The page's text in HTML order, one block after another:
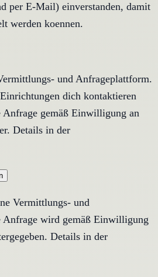
per E-Mail) einverstanden, damit
werden koennen.
und Anfrageplattform.
dich kontaktieren
Anfrage gemäß Einwilligung an
Details in der
Vermittlungs- und
wird gemäß Einwilligung
Details in der